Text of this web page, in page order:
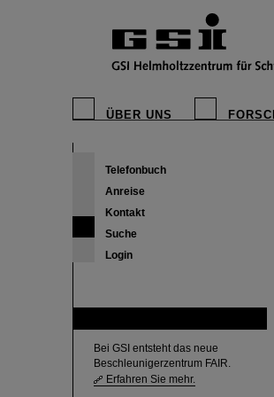
ÜBER UNS
Telefonbuch
Anreise
Kontakt
Suche
Login
Bei GSI entsteht das neue
Beschleunigerzentrum FAIR.
Erfahren Sie mehr.